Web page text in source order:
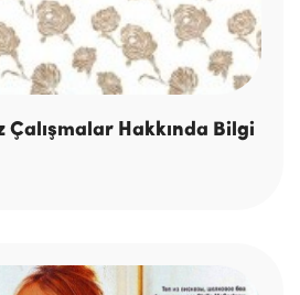
Çalışmalar Hakkında Bilgi